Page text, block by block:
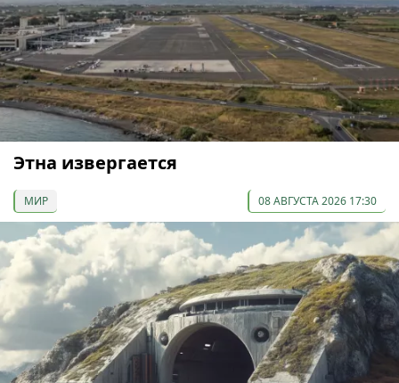
Этна извергается
МИР 08 АВГУСТА 2026 17:30